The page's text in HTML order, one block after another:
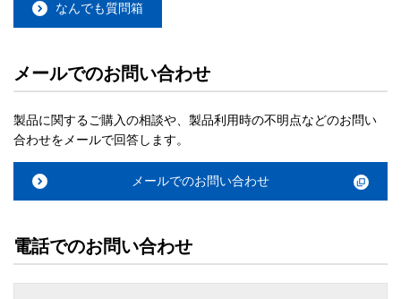
なんでも質問箱
メールでのお問い合わせ
製品に関するご購入の相談や、製品利用時の不明点などのお問い
合わせをメールで回答します。
メールでのお問い合わせ
電話でのお問い合わせ